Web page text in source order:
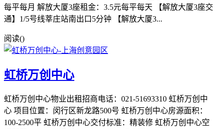
每平每月 解放大厦3座租金：3.5元每平每天 【解放大厦3座交
通】1/5号线莘庄站南出口5分钟 【解放大厦3...
阅读()
虹桥万创中心
虹桥万创中心物业出租招商电话：021-51693310 虹桥万创中
心 项目位置：闵行区新龙路500号 虹桥万创中心房源面积：
100-2500平 虹桥万创中心交付标准：精装修 虹桥万创中心空